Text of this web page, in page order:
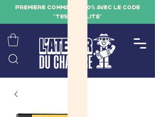
PREMIÈRE COMMANDE -10% AVEC LE CODE
"TESTQUALITE"